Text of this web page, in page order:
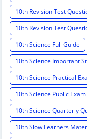
10th Revision Test
10th Revision Test
10th Science Full Guide
10th Science Important
10th Science Practical
10th Science Public
10th Science Quarterly
10th Slow Learners